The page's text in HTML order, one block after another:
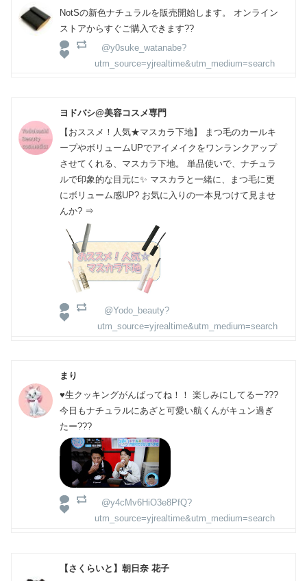
NotSの新色ナチュラルを販売開始します。 オンライン
ストアからすぐご購入できます??
@y0suke_watanabe?
utm_source=yjrealtime&utm_medium=search
ヨドバシ@美容コスメ専門
【おススメ！人気★マスカラ下地】 まつ毛のカールキ
ープやボリュームUPでアイメイクをワンランクアップ
させてくれる、マスカラ下地。 単品使いで、ナチュラ
ルで印象的な目元に✨ マスカラと一緒に、まつ毛に更
にボリューム感UP? お気に入りの一本見つけて見ませ
んか? ⇒
@Yodo_beauty?
utm_source=yjrealtime&utm_medium=search
まり
♥生クッキングがんばってね！！ 楽しみにしてるー???
今日もナチュラルにあざと可愛い航くんがキュン過ぎ
たー???
@y4cMv6HiO3e8PfQ?
utm_source=yjrealtime&utm_medium=search
【さくらいと】朝日奈 花子